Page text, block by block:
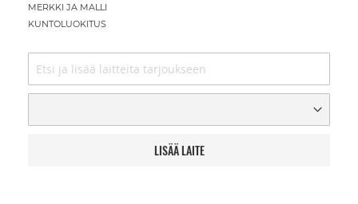
MERKKI JA MALLI
KUNTOLUOKITUS
LISÄÄ LAITE